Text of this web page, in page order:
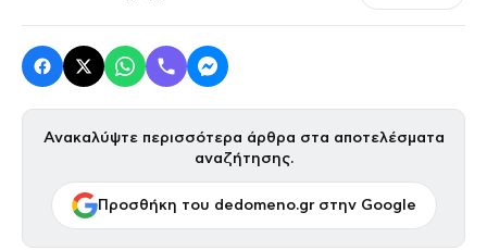
Ανακαλύψτε περισσότερα άρθρα στα αποτελέσματα
αναζήτησης.
Προσθήκη του dedomeno.gr στην Google